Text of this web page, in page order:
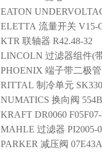
EATON
ELETTA 流量开关 V15-
KTR 联轴器 R42.48-32
LINCOLN 过滤器组件(
PHOENIX 端子带二极管
RITTAL 制冷单元
NUMATICS 换向阀
KRAFT DR0060
MAHLE 过滤器 PI2005-
PARKER 减压阀